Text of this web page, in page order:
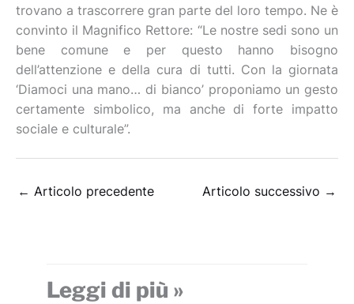
trovano a trascorrere gran parte del loro tempo. Ne è
convinto il Magnifico Rettore: “Le nostre sedi sono un
bene comune e per questo hanno bisogno
dell’attenzione e della cura di tutti. Con la giornata
‘Diamoci una mano… di bianco’ proponiamo un gesto
certamente simbolico, ma anche di forte impatto
sociale e culturale”.
← Articolo precedente Articolo successivo →
Leggi di più »